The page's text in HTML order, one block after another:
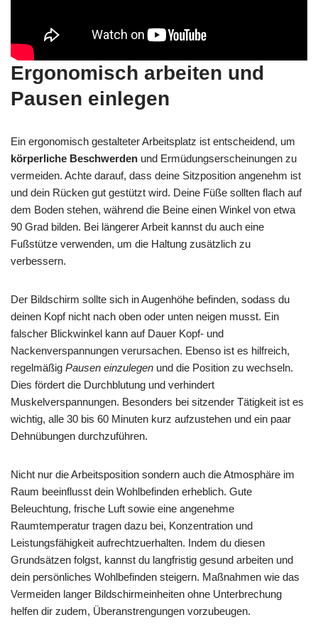
Ergonomisch arbeiten und
Pausen einlegen
Ein ergonomisch gestalteter Arbeitsplatz ist entscheidend, um
körperliche Beschwerden und Ermüdungserscheinungen zu
vermeiden. Achte darauf, dass deine Sitzposition angenehm ist
und dein Rücken gut gestützt wird. Deine Füße sollten flach auf
dem Boden stehen, während die Beine einen Winkel von etwa
90 Grad bilden. Bei längerer Arbeit kannst du auch eine
Fußstütze verwenden, um die Haltung zusätzlich zu
verbessern.
Der Bildschirm sollte sich in Augenhöhe befinden, sodass du
deinen Kopf nicht nach oben oder unten neigen musst. Ein
falscher Blickwinkel kann auf Dauer Kopf- und
Nackenverspannungen verursachen. Ebenso ist es hilfreich,
regelmäßig Pausen einzulegen und die Position zu wechseln.
Dies fördert die Durchblutung und verhindert
Muskelverspannungen. Besonders bei sitzender Tätigkeit ist es
wichtig, alle 30 bis 60 Minuten kurz aufzustehen und ein paar
Dehnübungen durchzuführen.
Nicht nur die Arbeitsposition sondern auch die Atmosphäre im
Raum beeinflusst dein Wohlbefinden erheblich. Gute
Beleuchtung, frische Luft sowie eine angenehme
Raumtemperatur tragen dazu bei, Konzentration und
Leistungsfähigkeit aufrechtzuerhalten. Indem du diesen
Grundsätzen folgst, kannst du langfristig gesund arbeiten und
dein persönliches Wohlbefinden steigern. Maßnahmen wie das
Vermeiden langer Bildschirmeinheiten ohne Unterbrechung
helfen dir zudem, Überanstrengungen vorzubeugen.